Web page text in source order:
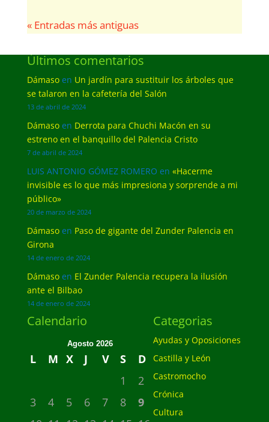
« Entradas más antiguas
Últimos comentarios
Dámasoen Un jardín para sustituir los árboles que
se talaron en la cafetería del Salón
13 de abril de 2024
Dámasoen Derrota para Chuchi Macón en su
estreno en el banquillo del Palencia Cristo
7 de abril de 2024
LUIS ANTONIO GÓMEZ ROMERO en «Hacerme
invisible es lo que más impresiona y sorprende a mi
público»
20 de marzo de 2024
Dámasoen Paso de gigante del Zunder Palencia en
Girona
14 de enero de 2024
Dámasoen El Zunder Palencia recupera la ilusión
ante el Bilbao
14 de enero de 2024
Calendario
Agosto 2026
L M X J V S
D
1
2
3
4 5 6 7 8
9
Categorias
Ayudas y Oposiciones
Castilla y León
Castromocho
Crónica
Cultura